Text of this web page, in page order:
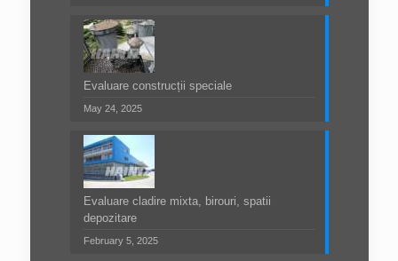
Evaluare construcții speciale
May 24, 2025
Evaluare cladire mixta, birouri, spatii
depozitare
February 5, 2025